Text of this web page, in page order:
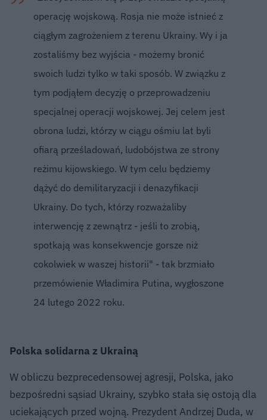
operację wojskową. Rosja nie może istnieć z
ciągłym zagrożeniem z terenu Ukrainy. Wy i ja
zostaliśmy bez wyjścia - możemy bronić
swoich ludzi tylko w taki sposób. W związku z
tym podjąłem decyzję o przeprowadzeniu
specjalnej operacji wojskowej. Jej celem jest
obrona ludzi, którzy w ciągu ośmiu lat byli
ofiarą prześladowań, ludobójstwa ze strony
reżimu kijowskiego. W tym celu będziemy
dążyć do demilitaryzacji i denazyfikacji
Ukrainy. Do tych, którzy rozważaliby
interwencję z zewnątrz - jeśli to zrobią,
spotkają was konsekwencje gorsze niż
cokolwiek w waszej historii" - tak brzmiało
przemówienie Władimira Putina, wygłoszone
24 lutego 2022 roku.
Polska solidarna z Ukrainą
W obliczu bezprecedensowej agresji, Polska, jako
bezpośredni sąsiad Ukrainy, szybko stała się ostoją dla
uciekających przed wojną. Prezydent Andrzej Duda, w